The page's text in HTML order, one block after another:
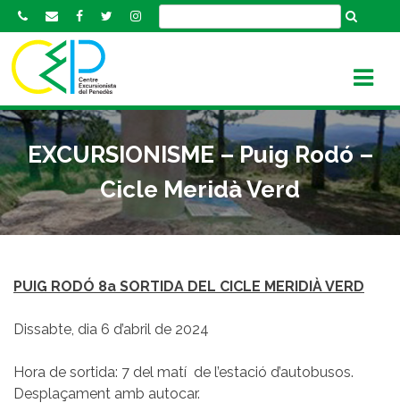
k
o
c
o
n
t
e
EXCURSIONISME – Puig Rodó –
Cicle Meridà Verd
PUIG RODÓ 8a SORTIDA DEL CICLE MERIDIÀ VERD
Dissabte, dia 6 d’abril de 2024
Hora de sortida: 7 del matí de l’estació d’autobusos.
Desplaçament amb autocar.